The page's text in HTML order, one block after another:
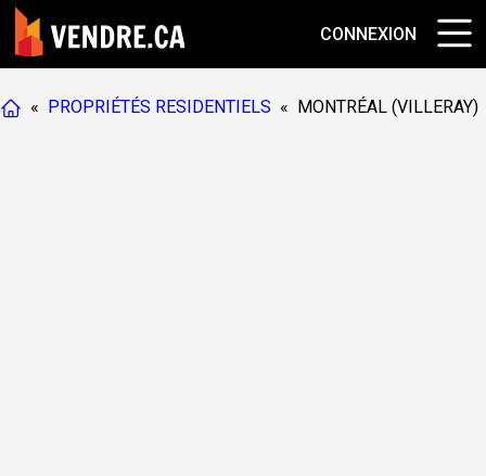
CONNEXION
« PROPRIÉTÉS RESIDENTIELS « MONTRÉAL (VILLERAY)